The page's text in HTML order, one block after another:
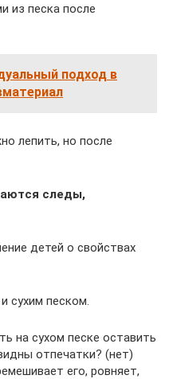
из песка после
подход в
лепить, но после
следы,
детей о свойствах
сухим песком.
на сухом песке оставить
отпечатки? (нет)
его, ровняет,